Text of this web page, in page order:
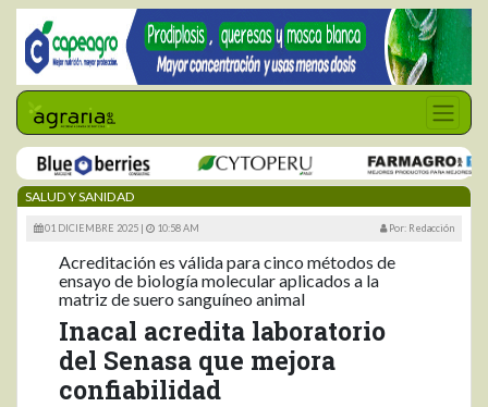
SALUD Y SANIDAD
01 DICIEMBRE 2025 | 10:58 AM Por: Redacción
Acreditación es válida para cinco métodos de
ensayo de biología molecular aplicados a la
matriz de suero sanguíneo animal
Inacal acredita laboratorio
del Senasa que mejora
confiabilidad